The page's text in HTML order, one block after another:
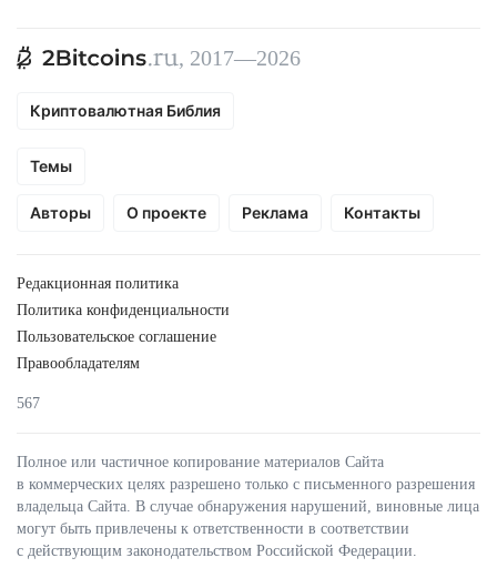
, 2017—2026
Криптовалютная Библия
Темы
Авторы О проекте Реклама Контакты
Редакционная политика
Политика конфиденциальности
Пользовательское соглашение
Правообладателям
567
Полное или частичное копирование материалов Сайта
в коммерческих целях разрешено только с письменного разрешения
владельца Сайта. В случае обнаружения нарушений, виновные лица
могут быть привлечены к ответственности в соответствии
с действующим законодательством Российской Федерации.